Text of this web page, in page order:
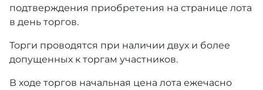
подтверждения приобретения на странице лота
в день торгов.
Торги проводятся при наличии двух и более
допущенных к торгам участников.
В ходе торгов начальная цена лота ежечасно